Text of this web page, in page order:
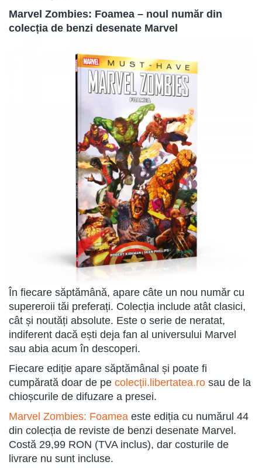
Marvel Zombies: Foamea – noul număr din
colecția de benzi desenate Marvel
În fiecare săptămână, apare câte un nou număr cu
supereroii tăi preferați. Colecția include atât clasici,
cât și noutăți absolute. Este o serie de neratat,
indiferent dacă ești deja fan al universului Marvel
sau abia acum în descoperi.
Fiecare ediție apare săptămânal și poate fi
cumpărată doar de pe colecții.libertatea.ro sau de la
chioșcurile de difuzare a presei.
Marvel Zombies: Foamea este ediția cu numărul 44
din colecția de reviste de benzi desenate Marvel.
Costă 29,99 RON (TVA inclus), dar costurile de
livrare nu sunt incluse.